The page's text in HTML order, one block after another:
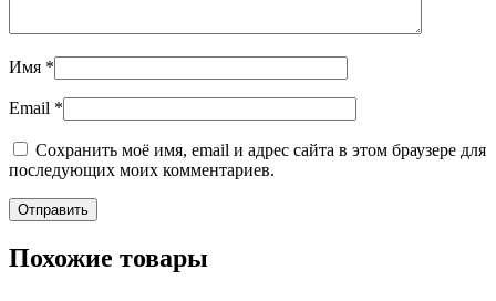
Имя *
Email *
Сохранить моё имя, email и адрес сайта в этом браузере для
последующих моих комментариев.
Похожие товары